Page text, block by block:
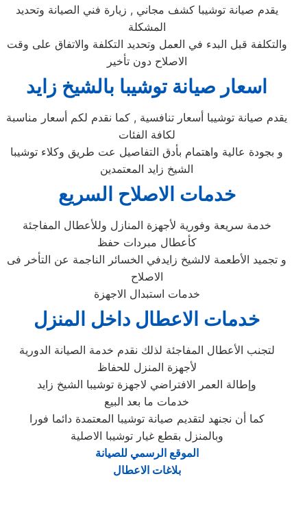
يقدم صيانة توشيبا كشف مجاني , زيارة فني الصيانة وتحديد
المشكلة
والتكلفة قبل البدء في العمل وتحديد التكلفة والاتفاق على وقت
الاصلاح دون تأخير
اسعار صيانة توشيبا بالشيخ زايد
يقدم صيانة توشيبا أسعار تنافسية , كما نقدم لكم أسعار مناسبة
لكافة الفئات
و بجودة عالية واهتمام بأدق التفاصيل عت طريق وكلاء توشيبا
الشيخ زايد المعتمدين
خدمات الاصلاح السريع
خدمة سريعة وفورية لأجهزة المنازل وللأعطال المفاجئة
كأعطال مبردات حفظ
و تجميد الأطعمة لالشيخ زايدفي الخسائر الناجمة عن التأخر فى
الاصلاح
خدمات استبدال الاجهزة
خدمات الاعطال داخل المنزل
لتجنب الأعطال المفاجئة لذلك نقدم خدمة الصيانة الدورية
لأجهزة المنزل للحفاظ
وإطالة العمر الافتراضي لاجهزة توشيبا الشيخ زايد
خدمات ما بعد البيع
كما أن نجنهد لتقديم صيانة توشيبا المعتمدة دائما فورا
وبالمنزل بقطع غيار توشيبا الاصلية
الموقع الرسمي للصيانة
بلاغات الاعطال